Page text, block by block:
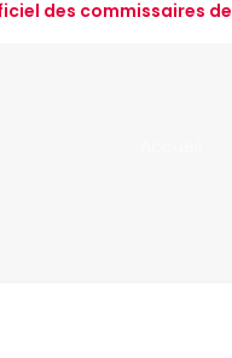
des commissaires de